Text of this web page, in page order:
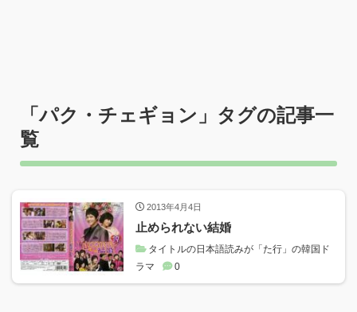
「パク・チェギョン 」タグの記事一
覧
2013年4月4日
止められない結婚
タイトルの日本語読みが「た行」の韓国ド
ラマ
0